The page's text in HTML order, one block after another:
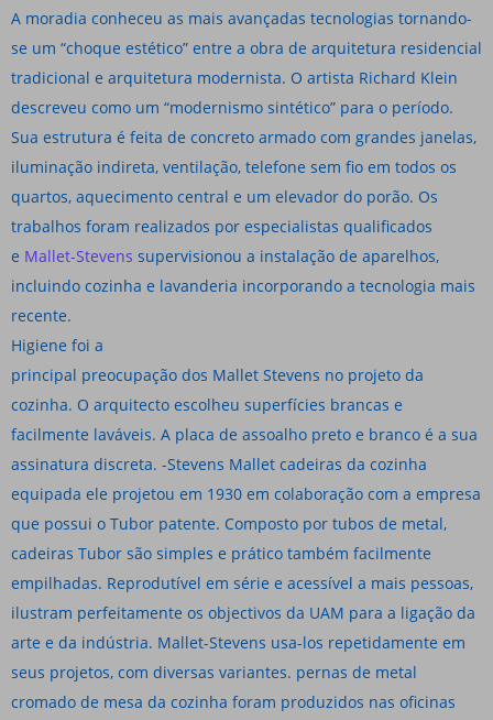
A moradia conheceu as mais avançadas tecnologias tornando-
se um “choque estético” entre a obra de arquitetura residencial
tradicional e arquitetura modernista. O artista Richard Klein
descreveu como um “modernismo sintético” para o período.
Sua estrutura é feita de concreto armado com grandes janelas,
iluminação indireta, ventilação, telefone sem fio em todos os
quartos, aquecimento central e um elevador do porão. Os
trabalhos foram realizados por especialistas qualificados
e Mallet-Stevens supervisionou a instalação de aparelhos,
incluindo cozinha e lavanderia incorporando a tecnologia mais
recente.
Higiene foi a
principal preocupação dos Mallet Stevens no projeto da
cozinha. O arquitecto escolheu superfícies brancas e
facilmente laváveis. A placa de assoalho preto e branco é a sua
assinatura discreta. -Stevens Mallet cadeiras da cozinha
equipada ele projetou em 1930 em colaboração com a empresa
que possui o Tubor patente. Composto por tubos de metal,
cadeiras Tubor são simples e prático também facilmente
empilhadas. Reprodutível em série e acessível a mais pessoas,
ilustram perfeitamente os objectivos da UAM para a ligação da
arte e da indústria. Mallet-Stevens usa-los repetidamente em
seus projetos, com diversas variantes. pernas de metal
cromado de mesa da cozinha foram produzidos nas oficinas